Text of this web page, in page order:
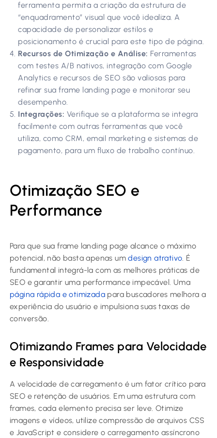
ferramenta permita a criação da estrutura de
“enquadramento” visual que você idealiza. A
capacidade de personalizar estilos e
posicionamento é crucial para este tipo de página.
Recursos de Otimização e Análise: Ferramentas
com testes A/B nativos, integração com Google
Analytics e recursos de SEO são valiosas para
refinar sua frame landing page e monitorar seu
desempenho.
Integrações: Verifique se a plataforma se integra
facilmente com outras ferramentas que você
utiliza, como CRM, email marketing e sistemas de
pagamento, para um fluxo de trabalho contínuo.
Otimização SEO e
Performance
Para que suaframe landing page alcance o máximo
potencial, não basta apenas umdesign atrativo. É
fundamental integrá-la com as melhores práticas de
SEO e garantir uma performance impecável. Uma
página rápida e otimizada para buscadores melhora a
experiência do usuário e impulsiona suas taxas de
conversão.
Otimizando Frames para Velocidade
e Responsividade
A velocidade de carregamento é um fator crítico para
SEO e retenção de usuários. Em uma estrutura com
frames, cada elemento precisa ser leve. Otimize
imagens e vídeos, utilize compressão de arquivos CSS
e JavaScript e considere o carregamento assíncrono